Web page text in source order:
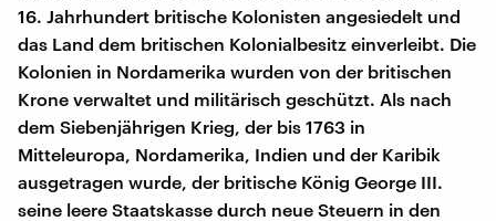
16. Jahrhundert britische Kolonisten angesiedelt und
das Land dem britischen Kolonialbesitz einverleibt. Die
Kolonien in Nordamerika wurden von der britischen
Krone verwaltet und militärisch geschützt. Als nach
dem Siebenjährigen Krieg, der bis 1763 in
Mitteleuropa, Nordamerika, Indien und der Karibik
ausgetragen wurde, der britische König George III.
seine leere Staatskasse durch neue Steuern in den